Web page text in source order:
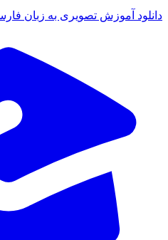
دانلود آموزش تصویری به زبان